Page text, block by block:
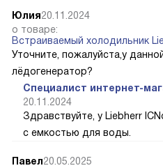
Юлия20.11.2024
о товаре:
Встраиваемый холодильник
Уточните, пожалуйста,у
лёдогенератор?
Специалист интернет-
20.11.2024
Здравствуйте, у Liebherr
с емкостью для воды.
Павел20.05.2025